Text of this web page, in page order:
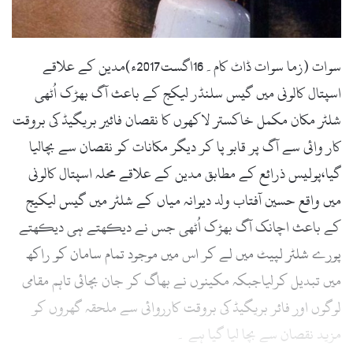
l
سوات (زما سوات ڈاٹ کام۔16اگست2017ء)مدین کے علاقے
اسپتال کالونی میں گیس سلنڈر لیکج کے باعث آگ بھڑک اُٹھی
شلٹر مکان مکمل خاکستر لاکھوں کا نقصان فائیر بریگیڈ کی بروقت
کار وائی سے آگ پر قابو پا کر دیگر مکانات کو نقصان سے بچالیا
گیا،پولیس ذرائع کے مطابق مدین کے علاقے محلہ اسپتال کالونی
میں واقع حسین آفتاب ولد دیوانہ میاں کے شلٹر میں گیس لیکیج
کے باعث اچانک آگ بھڑک اُٹھی جس نے دیکھتے ہی دیکھتے
پورے شلٹر لپیٹ میں لے کر اس میں موجود تمام سامان کو راکھ
میں تبدیل کرلیاجبکہ مکینوں نے بھاگ کر جان بچائی تاہم مقامی
لوگوں اور فائر بریگیڈ کی بروقت کارروائی سے ملحقہ گھروں کو
مزید نقصان سے بچا لیا گیا ہے ۔